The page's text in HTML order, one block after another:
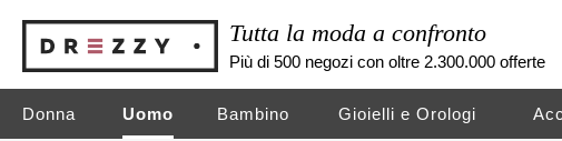
Tutta la moda a confronto
Più di 500 negozi con oltre 2.300.000 offerte
Donna Uomo Bambino Gioielli e Orologi